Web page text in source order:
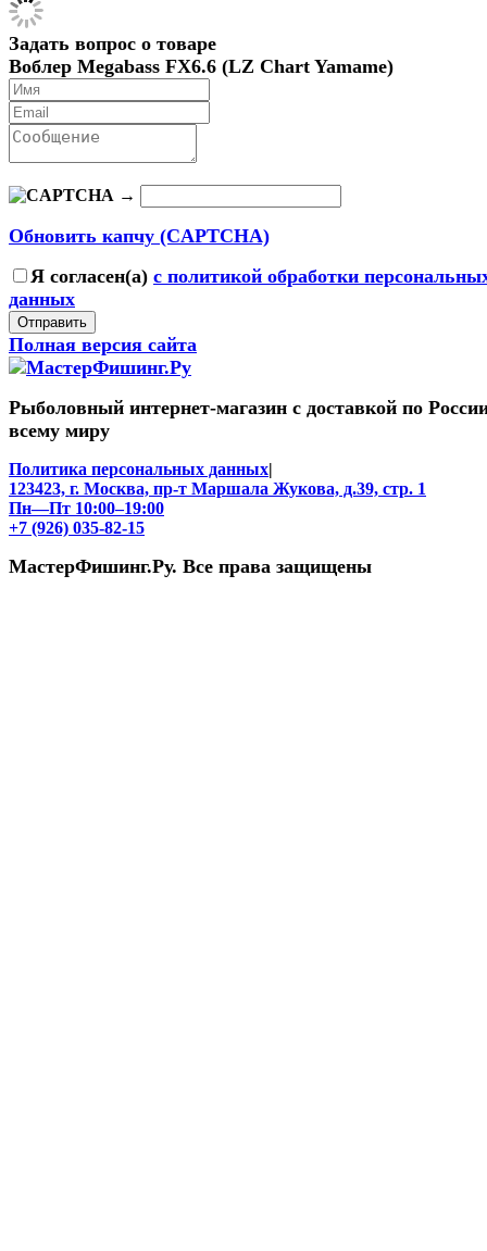
Задать вопрос о товаре
Воблер Megabass FX6.6 (LZ Chart Yamame)
→
Обновить капчу (CAPTCHA)
Я согласен(a) с политикой обработки
данных
Отправить
Полная версия сайта
Рыболовный интернет-магазин с доставкой по
всему миру
Политика персональных данных|
123423, г. Москва, пр-т Маршала Жукова, д.39, стр. 1
Пн—Пт 10:00–19:00
+7 (926) 035-82-15
МастерФишинг.Ру. Все права защищены